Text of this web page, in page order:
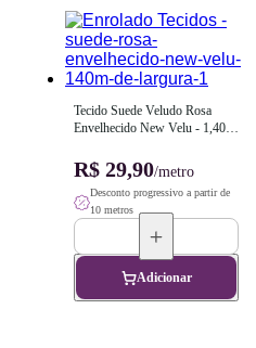
Tecido Suede Veludo Rosa
Envelhecido New Velu - 1,40m
R$ 29,90/metro
Desconto progressivo a partir de
10 metros
Adicionar